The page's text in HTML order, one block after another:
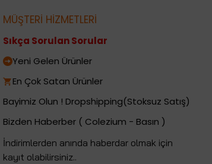
MÜŞTERİ HİZMETLERİ
Sıkça Sorulan Sorular
Yeni Gelen Ürünler
En Çok Satan Ürünler
Bayimiz Olun ! Dropshipping(Stoksuz Satış)
Bizden Haberber ( Colezium - Basın )
İndirimlerden anında haberdar olmak için
kayıt olabilirsiniz..